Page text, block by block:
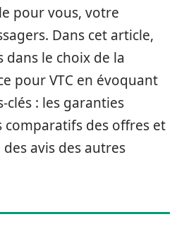
pour vous, votre
Dans cet article,
le choix de la
pour VTC en évoquant
clés : les garanties
comparatifs des offres et
avis des autres